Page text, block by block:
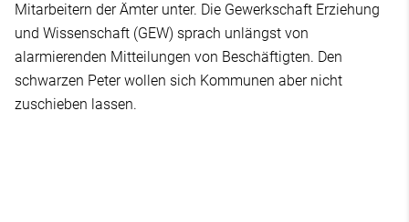
Mitarbeitern der Ämter unter. Die Gewerkschaft Erziehung
und Wissenschaft (GEW) sprach unlängst von
alarmierenden Mitteilungen von Beschäftigten. Den
schwarzen Peter wollen sich Kommunen aber nicht
zuschieben lassen.